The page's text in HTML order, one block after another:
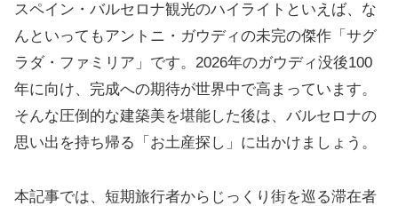
スペイン・バルセロナ観光のハイライトといえば、な
んといってもアントニ・ガウディの未完の傑作「サグ
ラダ・ファミリア」です。2026年のガウディ没後100
年に向け、完成への期待が世界中で高まっています。
そんな圧倒的な建築美を堪能した後は、バルセロナの
思い出を持ち帰る「お土産探し」に出かけましょう。
本記事では、短期旅行者からじっくり街を巡る滞在者